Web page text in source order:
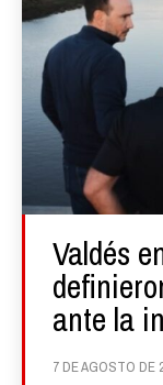
Valdés
ante la
7 DE AGOSTO DE